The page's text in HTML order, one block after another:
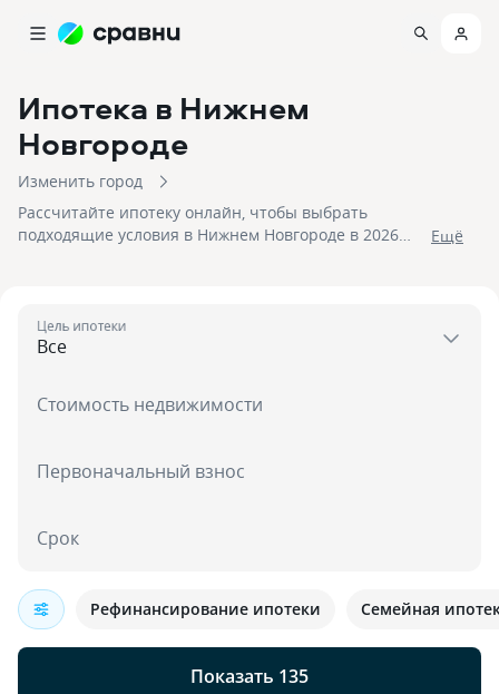
Ипотека в Нижнем
Новгороде
Изменить город
Рассчитайте ипотеку онлайн, чтобы выбрать
подходящие условия в Нижнем Новгороде в 2026
Eщё
Цель ипотеки
Стоимость недвижимости
Первоначальный взнос
Срок
Показать 135
Рефинансирование ипотеки Семейная